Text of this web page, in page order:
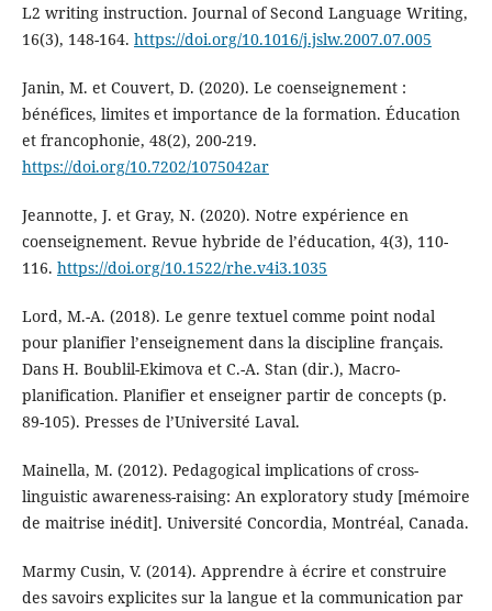
L2 writing instruction. Journal of Second Language Writing,
16(3), 148-164. https://doi.org/10.1016/j.jslw.2007.07.005
Janin, M. et Couvert, D. (2020). Le coenseignement :
bénéfices, limites et importance de la formation. Éducation
et francophonie, 48(2), 200-219.
https://doi.org/10.7202/1075042ar
Jeannotte, J. et Gray, N. (2020). Notre expérience en
coenseignement. Revue hybride de l’éducation, 4(3), 110-
116. https://doi.org/10.1522/rhe.v4i3.1035
Lord, M.-A. (2018). Le genre textuel comme point nodal
pour planifier l’enseignement dans la discipline français.
Dans H. Boublil-Ekimova et C.-A. Stan (dir.), Macro-
planification. Planifier et enseigner partir de concepts (p.
89-105). Presses de l’Université Laval.
Mainella, M. (2012). Pedagogical implications of cross-
linguistic awareness-raising: An exploratory study [mémoire
de maitrise inédit]. Université Concordia, Montréal, Canada.
Marmy Cusin, V. (2014). Apprendre à écrire et construire
des savoirs explicites sur la langue et la communication par